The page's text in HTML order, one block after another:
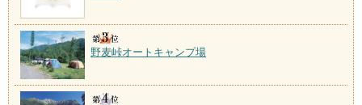
野麦峠オートキャンプ場